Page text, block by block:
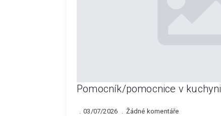
Pomocník/pomocnice v kuchyni
03/07/2026 Žádné komentáře